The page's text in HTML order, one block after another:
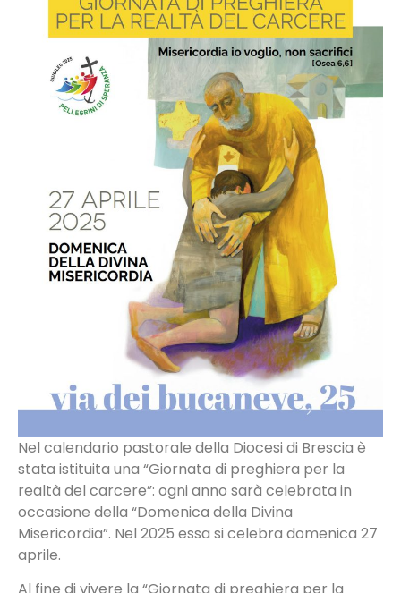
Nel calendario pastorale della Diocesi di Brescia è
stata istituita una “Giornata di preghiera per la
realtà del carcere”: ogni anno sarà celebrata in
occasione della “Domenica della Divina
Misericordia”. Nel 2025 essa si celebra domenica 27
aprile.